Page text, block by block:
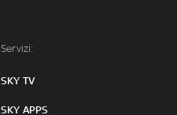
Servizi:
SKY TV
SKY APPS